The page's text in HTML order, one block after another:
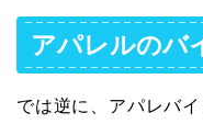
アパレルのバ
では逆に、アパレバ